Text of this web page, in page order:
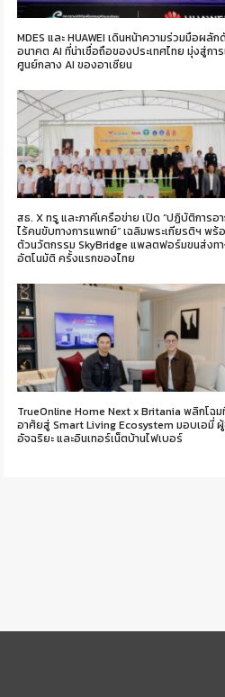
MDES และ HUAWEI เดินหน้าความร่วมมือผลัก
อนาคต AI ที่น่าเชื่อถือของประเทศไทย มุ่งสู่กา
ศูนย์กลาง AI ของอาเซียน
สธ. X ทรู และภาคีเครือข่าย เปิด “ปฏิบัติการอ
ไร้คนขับทางการแพทย์” เฉลิมพระเกียรติฯ พร้
ตัวนวัตกรรม SkyBridge แพลตฟอร์มขนส่งท
อัตโนมัติ ครั้งแรกของไทย
TrueOnline Home Next x Britania พลิกโฉ
อาศัยสู่ Smart Living Ecosystem มอบเอมี่
อัจฉริยะ และอินเทอร์เน็ตบ้านไฟเบอร์